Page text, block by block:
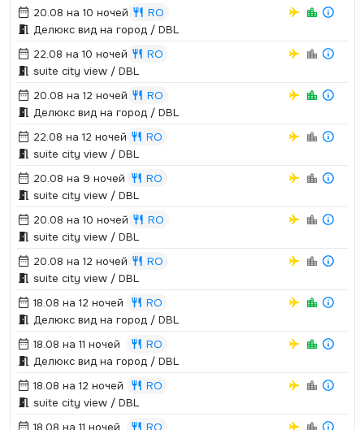
20.08 на 10 ночей
RO
Делюкс вид на город / DBL
22.08 на 10 ночей
RO
suite city view / DBL
20.08 на 12 ночей
RO
Делюкс вид на город / DBL
22.08 на 12 ночей
RO
suite city view / DBL
20.08 на 9 ночей
RO
suite city view / DBL
20.08 на 10 ночей
RO
suite city view / DBL
20.08 на 12 ночей
RO
suite city view / DBL
18.08 на 12 ночей
RO
Делюкс вид на город / DBL
18.08 на 11 ночей
RO
Делюкс вид на город / DBL
18.08 на 12 ночей
RO
suite city view / DBL
18.08 на 11 ночей
RO